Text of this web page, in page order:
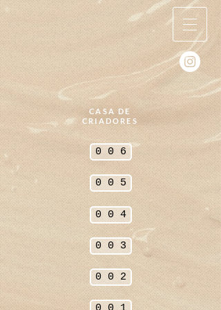
CASA DE
CRIADORES
0 0 6
0 0 5
0 0 4
0 0 3
0 0 2